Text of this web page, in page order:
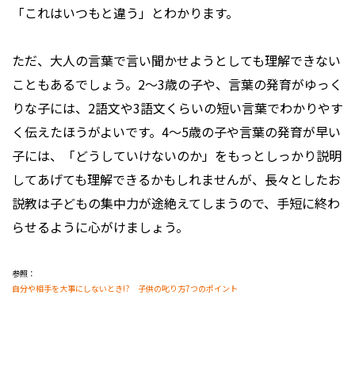
「これはいつもと違う」とわかります。
ただ、大人の言葉で言い聞かせようとしても理解できない
こともあるでしょう。2～3歳の子や、言葉の発育がゆっく
りな子には、2語文や3語文くらいの短い言葉でわかりやす
く伝えたほうがよいです。4～5歳の子や言葉の発育が早い
子には、「どうしていけないのか」をもっとしっかり説明
してあげても理解できるかもしれませんが、長々としたお
説教は子どもの集中力が途絶えてしまうので、手短に終わ
らせるように心がけましょう。
参照：
自分や相手を大事にしないとき!? 子供の叱り方7つのポイント